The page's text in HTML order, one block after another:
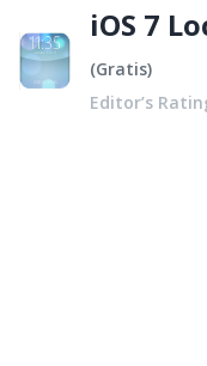
iOS 7
(Gratis)
Editor’s